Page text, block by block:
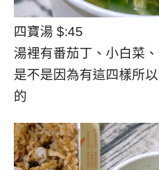
四寶湯 $:45
湯裡有番茄丁、小白菜
是不是因為有這四樣所
的